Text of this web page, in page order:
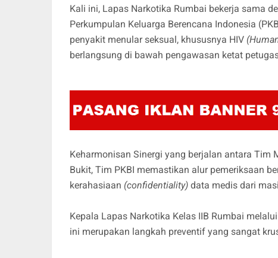
Kali ini, Lapas Narkotika Rumbai bekerja sama
Perkumpulan Keluarga Berencana Indonesia
penyakit menular seksual, khususnya HIV
berlangsung di bawah pengawasan ketat
Keharmonisan Sinergi yang berjalan antara Tim
Bukit, Tim PKBI memastikan alur pemeriksaan
kerahasiaan (confidentiality) data medis dari
Kepala Lapas Narkotika Kelas IIB Rumbai
ini merupakan langkah preventif yang sangat